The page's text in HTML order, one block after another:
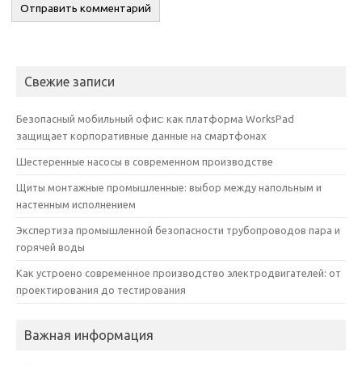
Свежие записи
Безопасный мобильный офис: как платформа WorksPad
защищает корпоративные данные на смартфонах
Шестеренные насосы в современном производстве
Щиты монтажные промышленные: выбор между напольным и
настенным исполнением
Экспертиза промышленной безопасности трубопроводов пара и
горячей воды
Как устроено современное производство электродвигателей: от
проектирования до тестирования
Важная информация